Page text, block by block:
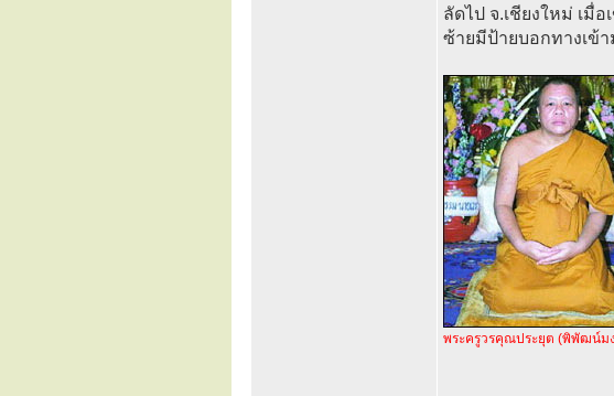
ลัดไป จ.เชียงใหม่ เมื่
ซ้ายมีป้ายบอกทางเข้
พระครูวรคุณประยุต (พิพัฒน์ม